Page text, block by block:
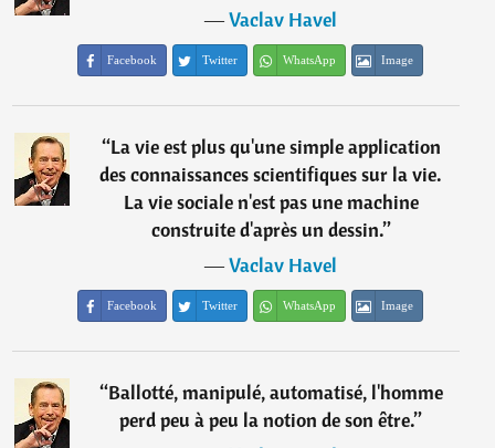
―Vaclav Havel
Facebook Twitter WhatsApp Image
“La vie est plus qu'une simple application
des connaissances scientifiques sur la vie.
La vie sociale n'est pas une machine
construite d'après un dessin.”
―Vaclav Havel
Facebook Twitter WhatsApp Image
“Ballotté, manipulé, automatisé, l'homme
perd peu à peu la notion de son être.”